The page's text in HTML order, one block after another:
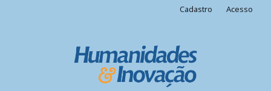
Cadastro Acesso